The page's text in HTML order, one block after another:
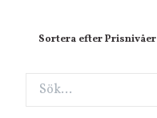
Sortera efter Prisnivåer